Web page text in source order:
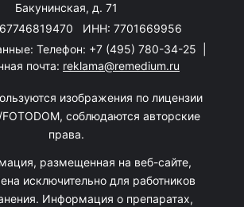
Бакунинская, д. 71
ИНН: 7701669956
Телефон: +7 (495) 780-34-25
почта: reklama@remedium.ru
изображения по лицензии
соблюдаются авторские
права.
размещенная на веб-сайте,
исключительно для работников
Информация о препаратах,